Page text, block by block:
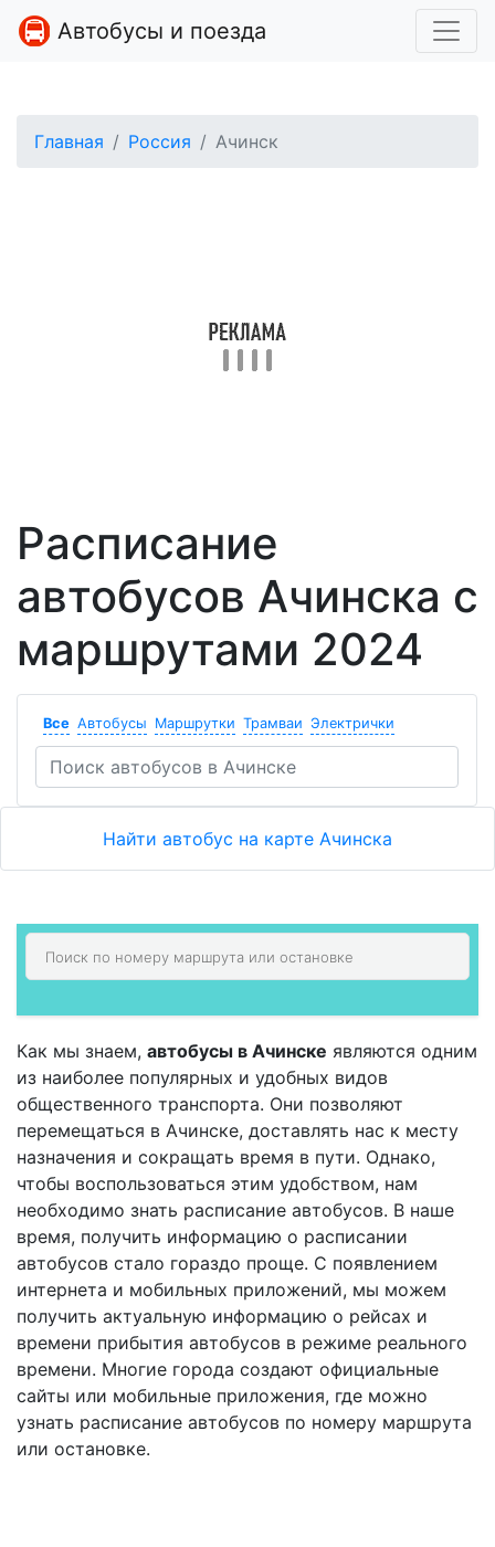
Автобусы и поезда
Главная Россия Ачинск
Расписание
автобусов Ачинска с
маршрутами 2024
Все Автобусы Маршрутки Трамваи Электрички
Найти автобус на карте Ачинска
Как мы знаем, автобусы в Ачинске являются одним
из наиболее популярных и удобных видов
общественного транспорта. Они позволяют
перемещаться в Ачинске, доставлять нас к месту
назначения и сокращать время в пути. Однако,
чтобы воспользоваться этим удобством, нам
необходимо знать расписание автобусов. В наше
время, получить информацию о расписании
автобусов стало гораздо проще. С появлением
интернета и мобильных приложений, мы можем
получить актуальную информацию о рейсах и
времени прибытия автобусов в режиме реального
времени. Многие города создают официальные
сайты или мобильные приложения, где можно
узнать расписание автобусов по номеру маршрута
или остановке.